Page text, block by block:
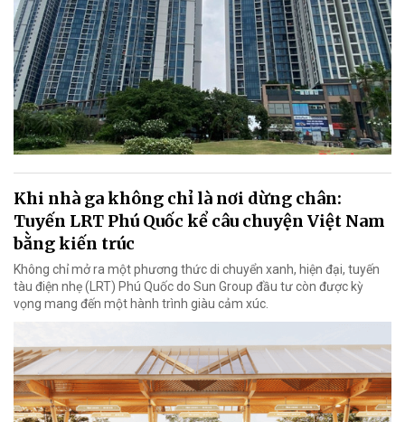
Khi nhà ga không chỉ là nơi dừng chân:
Tuyến LRT Phú Quốc kể câu chuyện Việt Nam
bằng kiến trúc
Không chỉ mở ra một phương thức di chuyển xanh, hiện đại, tuyến
tàu điện nhẹ (LRT) Phú Quốc do Sun Group đầu tư còn được kỳ
vọng mang đến một hành trình giàu cảm xúc.